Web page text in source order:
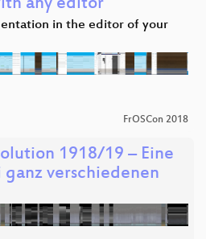
any editor
in the editor of your
FrOSCon 2018
1918/19 – Eine
verschiedenen